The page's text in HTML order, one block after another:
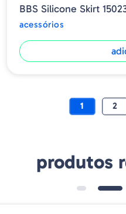
BBS Silicone Skirt
acessórios
1 2
produtos